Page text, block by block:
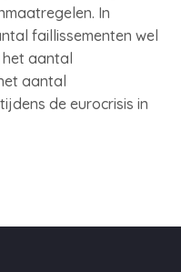
In
faillissementen wel
aantal
aantal
de eurocrisis in